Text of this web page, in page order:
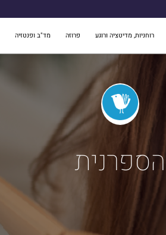
רוחניות, מדיטציה ורוגע פרוזה מד"ב ופנטזיה
הספרנית